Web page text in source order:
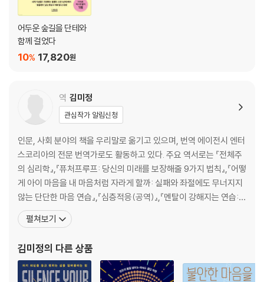
어두운 숲길을 단테와
함께 걸었다
17,820원
10%
역 김미정
관심작가 알림신청
인문, 사회 분야의 책을 우리말로 옮기고 있으며, 번역 에이전시 엔터
스코리아의 전문 번역가로도 활동하고 있다. 주요 역서로는 『전체주
의 심리학』,『퓨처프루프: 당신의 미래를 보장해줄 9가지 법칙』,『어떻
게 아이 마음을 내 마음처럼 자라게 할까: 실패와 좌절에도 무너지지
않는 단단한 마음 연습』,『심층적응(공역)』,『멘탈이 강해지는 연습:
어떤 상황에 부딪혀도 주저앉지 않는 독한 멘탈 키우기 프로젝트』,
『오십, 어떻게 살아야 할까: 삶의 길목 위에서 찾은 해답』,『성공한 사
이끄는 힘』,『감정 회복력』,『이기
펼쳐보기
김미정의 다른 상품